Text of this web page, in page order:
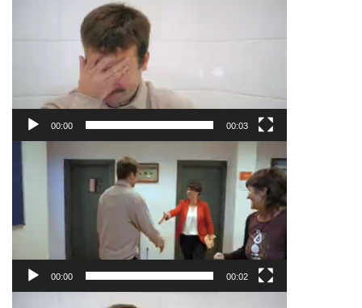
erreproduzigailua
00:00 00:03
erreproduzigailua
00:00 00:02